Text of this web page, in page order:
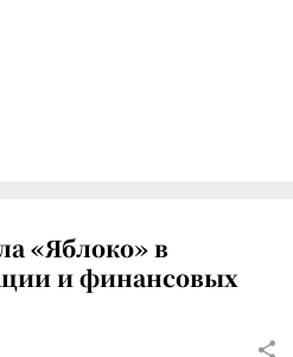
«Яблоко» в
и финансовых